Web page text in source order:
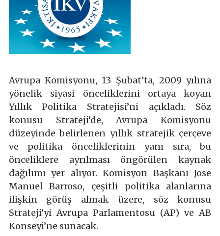
Avrupa Komisyonu, 13 Şubat’ta, 2009 yılına
yönelik siyasi önceliklerini ortaya koyan
Yıllık Politika Stratejisi’ni açıkladı. Söz
konusu Strateji’de, Avrupa Komisyonu
düzeyinde belirlenen yıllık stratejik çerçeve
ve politika önceliklerinin yanı sıra, bu
önceliklere ayrılması öngörülen kaynak
dağılımı yer alıyor. Komisyon Başkanı Jose
Manuel Barroso, çeşitli politika alanlarına
ilişkin görüş almak üzere, söz konusu
Strateji’yi Avrupa Parlamentosu (AP) ve AB
Konseyi’ne sunacak.